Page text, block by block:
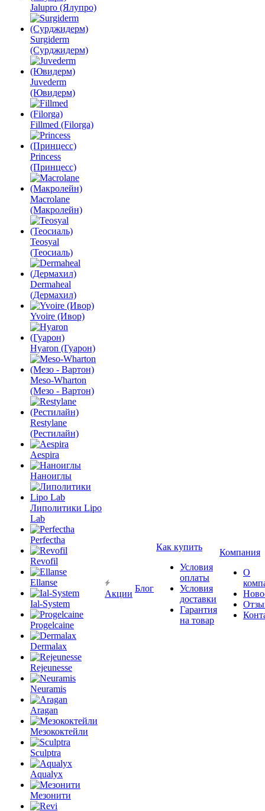
Jalupro (Ялупро)
Surgiderm
(Сурджидерм)
Juvederm
(Ювидерм)
Fillmed (Filorga)
Princess
(Принцесс)
Macrolane
(Макролейн)
Teosyal
(Теосиаль)
Dermaheal
(Дермахил)
Yvoire (Ивор)
Hyaron (Гуарон)
Meso-Wharton
(Мезо - Вартон)
Restylane
(Рестилайн)
Aespira
Наноиглы
Липолитики Lipo
Lab
Perfectha
Revofil
Ellanse
Ial-System
Progelcaine
Dermalax
Rejeunesse
Neuramis
Aragan
Мезококтейли
Sculptra
Aqualyx
Мезонити
Акции
Блог
Как купить
Условия
оплаты
Условия
доставки
Гарантия
на товар
Компания
О